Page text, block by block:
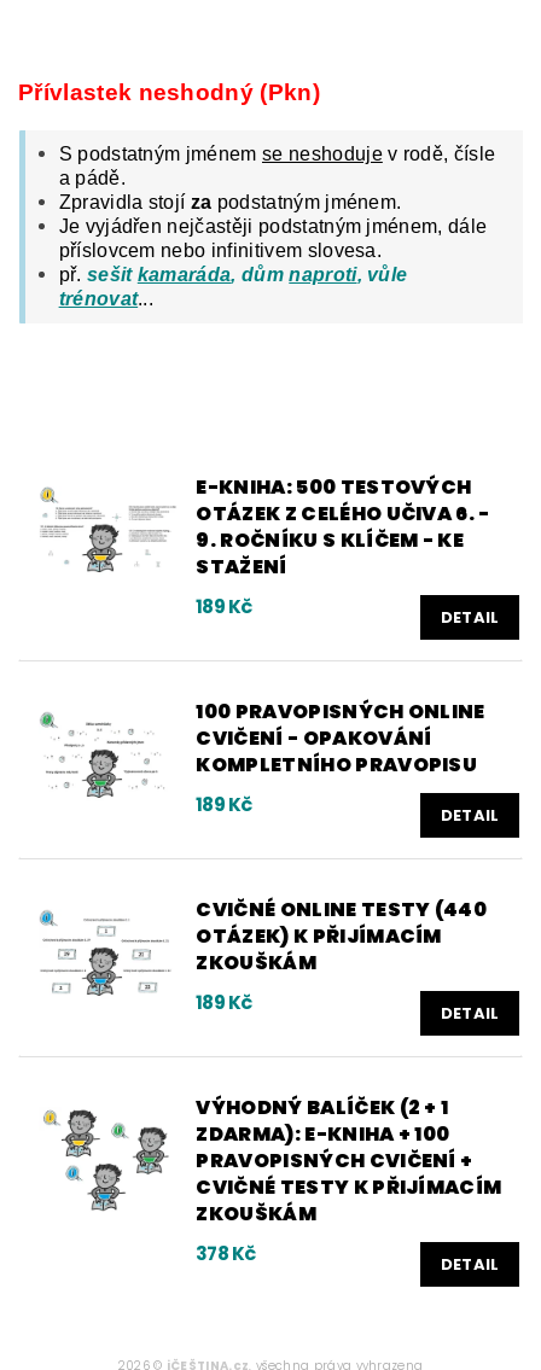
Přívlastek neshodný (Pkn)
S podstatným jménem se neshodujev rodě, čísle
a pádě.
Zpravidla stojí za podstatným jménem.
Je vyjádřen nejčastěji podstatným jménem, dále
příslovcem nebo infinitivem slovesa.
př. sešit kamaráda, důmnaproti, vůle
trénovat...
E-KNIHA: 500 TESTOVÝCH
OTÁZEK Z CELÉHO UČIVA 6. -
9. ROČNÍKU S KLÍČEM - KE
STAŽENÍ
189 Kč DETAIL
100 PRAVOPISNÝCH ONLINE
CVIČENÍ - OPAKOVÁNÍ
KOMPLETNÍHO PRAVOPISU
189 Kč DETAIL
CVIČNÉ ONLINE TESTY (440
OTÁZEK) K PŘIJÍMACÍM
ZKOUŠKÁM
189 Kč DETAIL
VÝHODNÝ BALÍČEK (2 + 1
ZDARMA): E-KNIHA + 100
PRAVOPISNÝCH CVIČENÍ +
CVIČNÉ TESTY K PŘIJÍMACÍM
ZKOUŠKÁM
378 Kč DETAIL
2026 © iČEŠTINA.cz, všechna práva vyhrazena